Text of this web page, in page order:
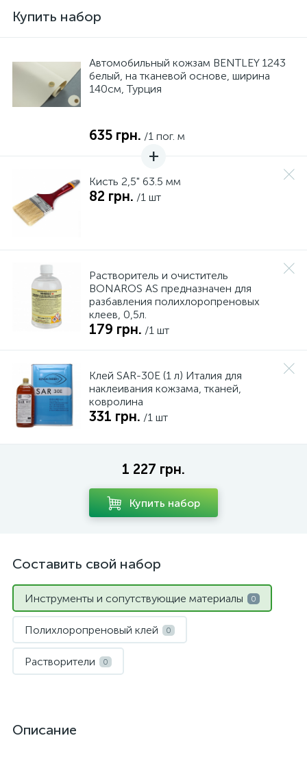
Купить набор
Автомобильный кожзам BENTLEY 1243
белый, на тканевой основе, ширина
140см, Турция
635 грн. /1 пог. м
Кисть 2,5" 63.5 мм
82 грн. /1 шт
Растворитель и очиститель
BONAROS AS предназначен для
разбавления полихлоропреновых
клеев, 0,5л.
179 грн. /1 шт
Клей SAR-30E (1 л) Италия для
наклеивания кожзама, тканей,
ковролина
331 грн. /1 шт
1 227 грн.
Купить набор
Составить свой набор
Инструменты и сопутствующие материалы 0
Полихлоропреновый клей 0
Растворители 0
Описание